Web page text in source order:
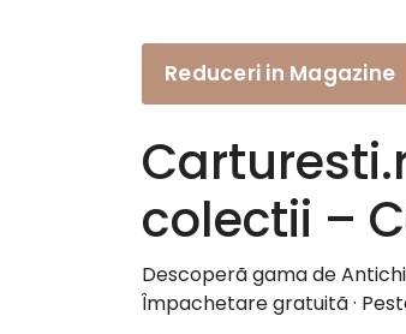
Reduceri in Magazine
colectii –
Descoperã gama de
Împachetare gratuitã ·